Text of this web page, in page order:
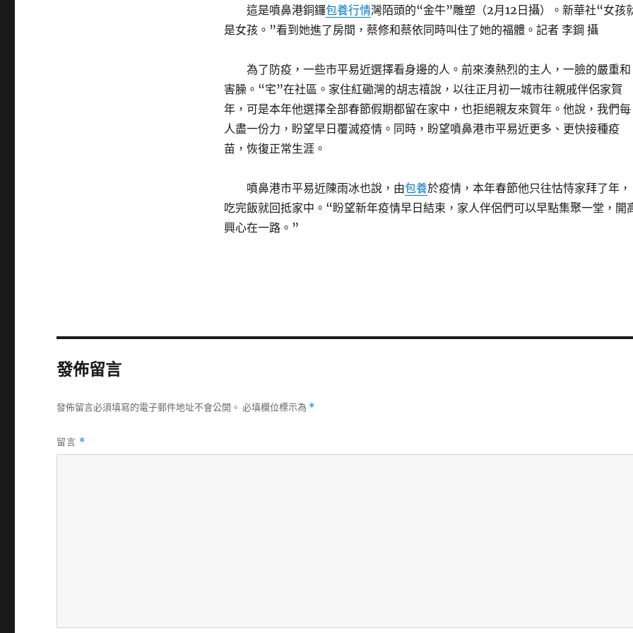
這是噴鼻港銅鑼包養行情灣陌頭的“金牛”雕塑（2月12日攝）。新華社“女孩
是女孩。”看到她進了房間，蔡修和蔡依同時叫住了她的福體。記者 李鋼 攝
為了防疫，一些市平易近選擇看身邊的人。前來湊熱烈的主人，一臉的嚴重和
害臊。“宅”在社區。家住紅磡灣的胡志禧說，以往正月初一城市往親戚伴侶家賀
年，可是本年他選擇全部春節假期都留在家中，也拒絕親友來賀年。他說，我們每
人盡一份力，盼望早日覆滅疫情。同時，盼望噴鼻港市平易近更多、更快接種疫
苗，恢復正常生涯。
噴鼻港市平易近陳雨冰也說，由包養於疫情，本年春節他只往怙恃家拜了年，
吃完飯就回抵家中。“盼望新年疫情早日結束，家人伴侶們可以早點集聚一堂，開
興心在一路。”
發佈留言
發佈留言必須填寫的電子郵件地址不會公開。 必填欄位標示為 *
留言 *